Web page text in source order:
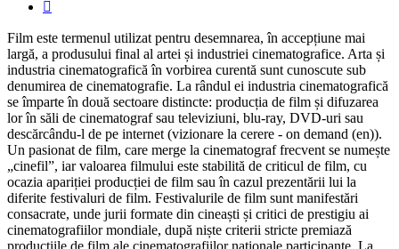
Film este termenul utilizat pentru desemnarea, în accepțiune mai
largă, a produsului final al artei și industriei cinematografice. Arta și
industria cinematografică în vorbirea curentă sunt cunoscute sub
denumirea de cinematografie. La rândul ei industria cinematografică
se împarte în două sectoare distincte: producția de film și difuzarea
lor în săli de cinematograf sau televiziuni, blu-ray, DVD-uri sau
descărcându-l de pe internet (vizionare la cerere - on demand (en)).
Un pasionat de film, care merge la cinematograf frecvent se numește
„cinefil”, iar valoarea filmului este stabilită de criticul de film, cu
ocazia apariției producției de film sau în cazul prezentării lui la
diferite festivaluri de film. Festivalurile de film sunt manifestări
consacrate, unde jurii formate din cineaști și critici de prestigiu ai
cinematografiilor mondiale, după niște criterii stricte premiază
producțiile de film ale cinematografiilor naționale participante. La